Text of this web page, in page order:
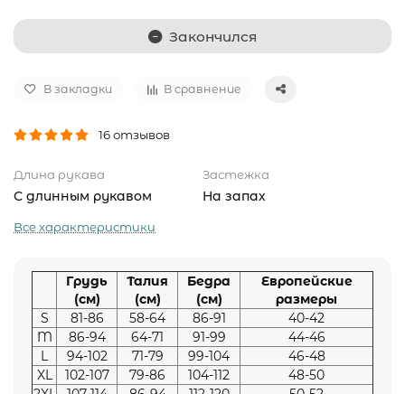
Закончился
В закладки В сравнение
16 отзывов
Длина рукава
С длинным рукавом
Застежка
На запах
Все характеристики
Грудь
(см)
Талия
(см)
Бедра
(см)
Европейские
размеры
S
81-86 58-64 86-91
40-42
M
86-94 64-71 91-99
44-46
L
94-102 71-79 99-104
46-48
XL
102-107 79-86 104-112
48-50